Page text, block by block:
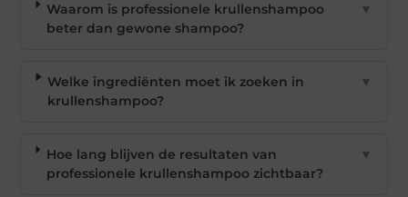
Waarom is professionele krullenshampoo
beter dan gewone shampoo?
▼
Welke ingrediënten moet ik zoeken in
krullenshampoo?
▼
Hoe lang blijven de resultaten van
professionele krullenshampoo zichtbaar?
▼